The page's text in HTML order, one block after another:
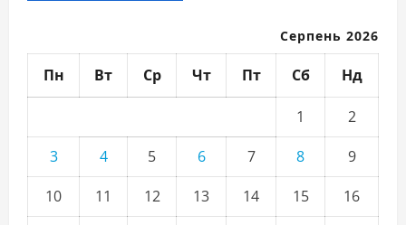
Серпень 2026
Пн Вт Ср Чт Пт Сб Нд
1
2
3
4 5 6 7 8
9
10
11 12 13 14 15
16